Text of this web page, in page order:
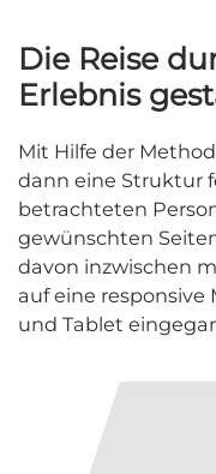
Die Reise
Erlebnis
Mit Hilfe der
dann eine Struktur
betrachteten
gewünschten
davon inzwischen
auf eine
und Tablet